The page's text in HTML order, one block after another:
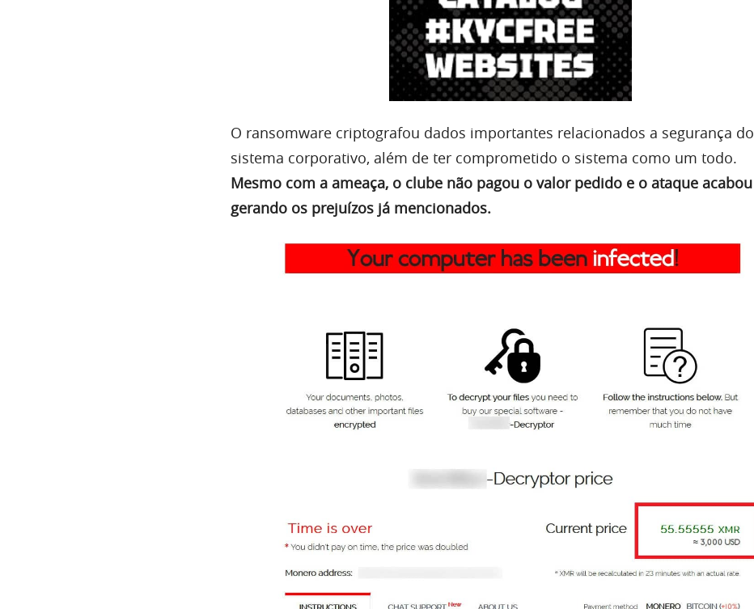
O ransomware criptografou dados importantes relacionados a segurança do
sistema corporativo, além de ter comprometido o sistema como um todo.
Mesmo com a ameaça, o clube não pagou o valor pedido e o ataque acabou
gerando os prejuízos já mencionados.